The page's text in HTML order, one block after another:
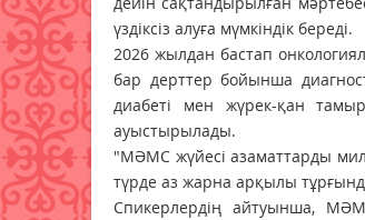
үздіксіз алуға мүмкіндік береді.
2026 жылдан бастап
бар дерттер бойынша
диабеті мен жүрек-қан
ауыстырылады.
"МӘМС жүйесі азаматтарды
түрде аз жарна арқылы
Спикерлердің айтуынша,